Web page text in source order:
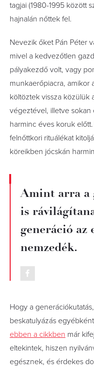
tagjai (1980-1995 között
hajnalán nőttek fel.
Nevezik őket Pán Péter
mivel a kedvezőtlen
pályakezdő volt, vagy
munkaerőpiacra, amikor
költöztek vissza közülük
végeztével, illetve sokan
harminc éves koruk
felnőttkori rituálékat
köreikben jócskán
Amint arra a
is
generáció
nemzedék.
Hogy a
beskatulyázás
ebben a cikkben már
eltekintek, hiszen
egésznek, és érdekes